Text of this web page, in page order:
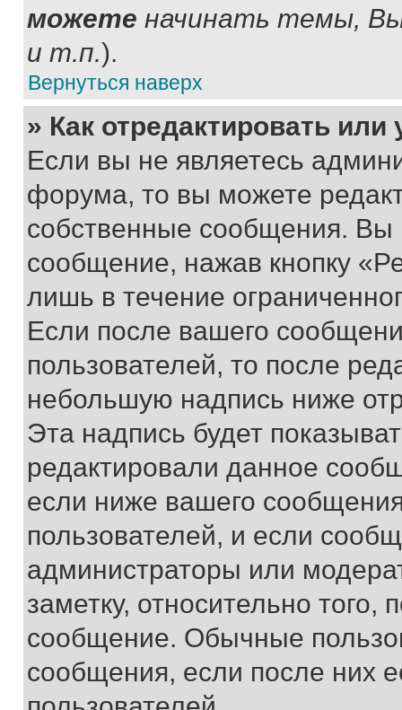
можете начинать темы,
и т.п.).
Вернуться наверх
» Как отредактировать
Если вы не являетесь
форума, то вы можете
собственные сообщения. Вы
сообщение, нажав кнопку
лишь в течение
Если после вашего
пользователей, то после
небольшую надпись ниже
Эта надпись будет
редактировали данное
если ниже вашего
пользователей, и если
администраторы или
заметку, относительно
сообщение. Обычные
сообщения, если после них